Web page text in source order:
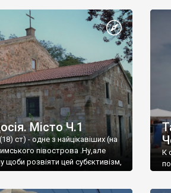
Місто Ч.1
ст) - одне з найцікавіших (на
півострова .Ну,але
розвіяти цей субєктивізм,
К